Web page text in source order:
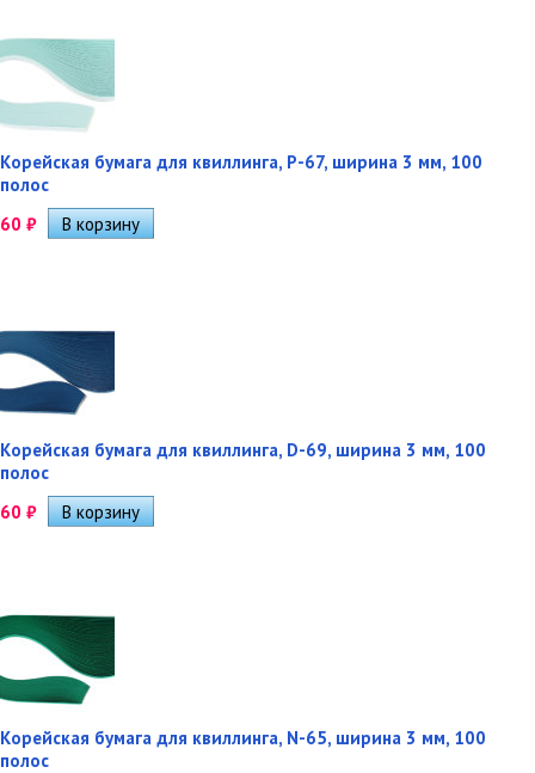
Корейская бумага для квиллинга, P-67, ширина 3 мм, 100
полос
60 ₽
Корейская бумага для квиллинга, D-69, ширина 3 мм, 100
полос
60 ₽
Корейская бумага для квиллинга, N-65, ширина 3 мм, 100
полос